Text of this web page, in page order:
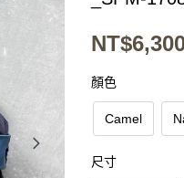
顏色
Camel
尺寸